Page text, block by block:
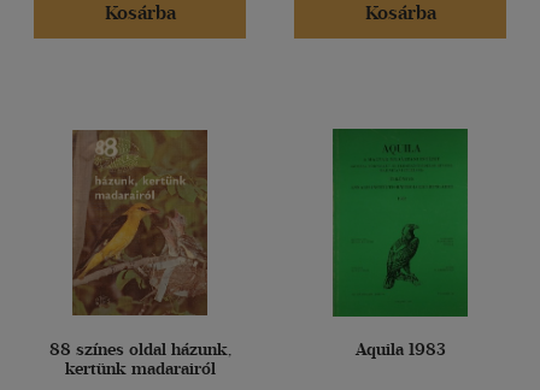
Kosárba
Kosárba
88 színes oldal házunk,
kertünk madarairól
Aquila 1983